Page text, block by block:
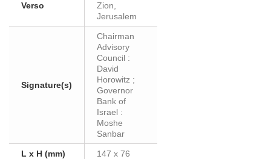
Verso
Zion,
Jerusalem
Signature(s)
Chairman
Advisory
Council :
David
Horowitz ;
Governor
Bank of
Israel :
Moshe
Sanbar
L x H (mm) 147 x 76